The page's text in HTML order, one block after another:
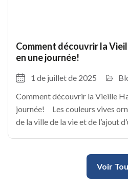
Comment découvrir la
en une journée!
1 de juillet de 2025
Comment découvrir la Vieille
journée! Les couleurs vives
de la ville de la vie et de l’ajout
Voir